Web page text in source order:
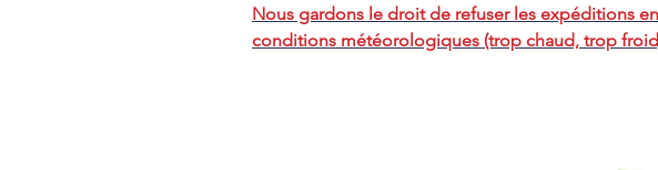
Nous gardons le droit de refuser les expéditions
conditions météorologiques (trop chaud, trop